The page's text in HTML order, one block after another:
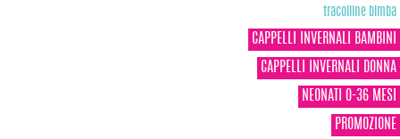
tracolline bimba
CAPPELLI INVERNALI BAMBINI
CAPPELLI INVERNALI DONNA
NEONATI 0-36 MESI
PROMOZIONE